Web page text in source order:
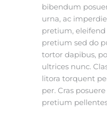
bibendum
urna, ac
pretium,
pretium sed do
tortor dapibus,
ultrices nunc.
litora torquent
per. Cras
pretium